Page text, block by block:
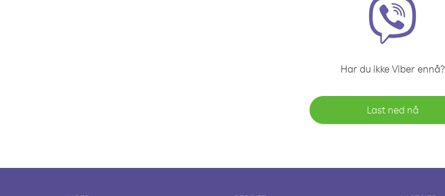
Har du ikke Viber ennå?
Last ned nå